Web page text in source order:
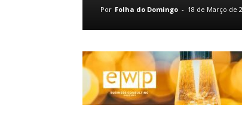
Por Folha do Domingo - 18 de Março de